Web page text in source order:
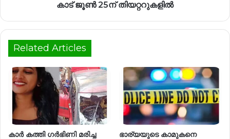
കാട് ജൂണ്‍ 25ന് തിയറ്ററുകളില്‍
Related Articles
കാർ കത്തി ഗർഭിണി മരിച്ച
ഭാര്യയുടെ കാമുകനെ